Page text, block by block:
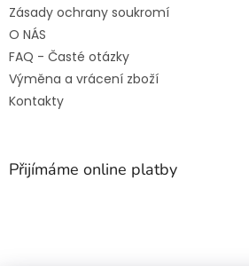
Zásady ochrany soukromí
O NÁS
FAQ - Časté otázky
Výměna a vrácení zboží
Kontakty
Přijímáme online platby